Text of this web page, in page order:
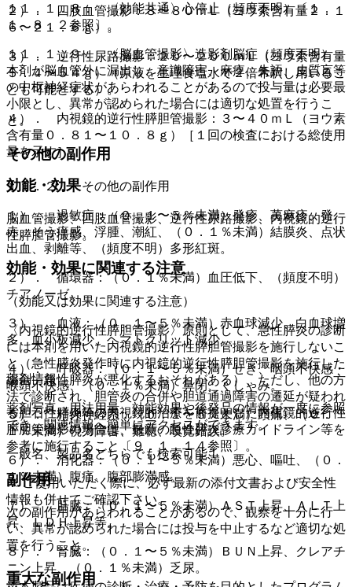
１１．１．８． 〈効能共通〉心停止（頻度不明）〔１．
１、８．２参照〕。
１１．１．９． 〈脳血管撮影〉造影剤脳症（頻度不明）：
本剤が脳血管外に漏出し、意識障害、麻痺、失語、皮質盲等
の中枢神経症状があらわれることがあるので投与量は必要最
小限とし、異常が認められた場合には適切な処置を行うこ
と。
その他の副作用
１１．２． その他の副作用
１）． 過敏症：（０．１〜５％未満）発疹、蕁麻疹、発
赤、そう痒感、浮腫、潮紅、（０．１％未満）結膜炎、点状
出血、剥離等、（頻度不明）多形紅斑。
２）． 循環器：（０．１％未満）血圧低下、（頻度不明）
チアノーゼ。
３）． 血液：（０．１〜５％未満）赤血球減少、白血球増
多、血小板減少、ヘマトクリット減少。
４）． 呼吸器：（０．１〜５％未満）せき、咽頭不快感・
喉頭不快感、（０．１％未満）鼻閉、くしゃみ。
５）． 精神神経系：（０．１〜５％未満）頭痛、（０．
１％未満）視力障害、難聴、嗅覚錯誤。
６）． 消化器：（０．１〜５％未満）悪心、嘔吐、（０．
１％未満）腹痛、腹部膨満感。
７）． 肝臓：（０．１〜５％未満）ＡＳＴ上昇、ＡＬＴ上
昇、ＬＤＨ上昇等。
８）． 腎臓：（０．１〜５％未満）ＢＵＮ上昇、クレアチ
ニン上昇、（０．１％未満）乏尿。
２）． 四肢血管撮影：８〜８０ｍＬ（ヨウ素含有量２．１
６〜２１．６ｇ）。
３）． 逆行性尿路撮影：２０〜２００ｍＬ（ヨウ素含有量
５．４〜５４ｇ）（原液を生理食塩水で２倍希釈し用いるこ
とも可能とする）。
４）． 内視鏡的逆行性膵胆管撮影：３〜４０ｍＬ（ヨウ素
含有量０．８１〜１０．８ｇ）［１回の検査における総使用
量を示す］。
効能・効果
脳血管撮影、四肢血管撮影、逆行性尿路撮影、内視鏡的逆行
性膵胆管撮影。
効能・効果に関連する注意
（効能又は効果に関連する注意）
〈内視鏡的逆行性膵胆管撮影〉原則として、急性膵炎の診断
には本剤を用いた内視鏡的逆行性膵胆管撮影を施行しないこ
と（急性膵炎発作時に内視鏡的逆行性膵胆管撮影を施行した
場合、急性膵炎が悪化するおそれがある）、ただし、他の方
法で診断され、胆管炎の合併や胆道通過障害の遷延が疑われ
る胆石性膵炎等の内視鏡的治療を前提とした内視鏡的逆行性
膵胆管撮影の場合は、最新の急性膵炎診療ガイドライン等を
参考に施行すること〔９．１．１４参照〕。
副作用
次の副作用があらわれることがあるので、観察を十分に行
い、異常が認められた場合には投与を中止するなど適切な処
置を行うこと。
重大な副作用
薬剤情報
薬剤写真、用法用量、効能効果や後発品の情報が一度に参照
でき、関連情報へ簡単にアクセスができます。
一般名、製品名どちらでも検索可能！
※ ご使用いただく際に、必ず最新の添付文書および安全性
情報も併せてご確認下さい。